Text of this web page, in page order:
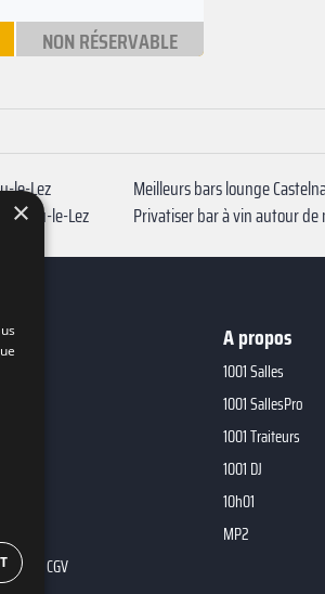
NON RÉSERVABLE
le-Lez Meilleurs bars lounge
le-Lez
CGV
A propos
1001 Salles
1001 SallesPro
1001 Traiteurs
1001 DJ
10h01
MP2
×